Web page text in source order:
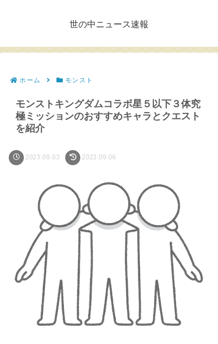
世の中ニュース速報
ホーム モンスト
モンストキングダムコラボ星５以下３体究
極ミッションのおすすめキャラとクエスト
を紹介
2023.09.03 2023.09.06